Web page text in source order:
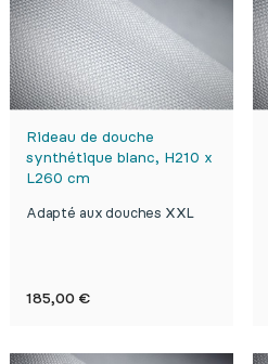
Rideau de douche
synthétique blanc, H210 x
L260 cm
Adapté aux douches XXL
Prix
185,00 €